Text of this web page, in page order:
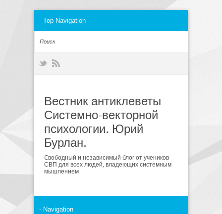
Вестник антиклеветы
Системно-векторной
психологии. Юрий
Бурлан.
Cвободный и независимый блог от учеников
СВП для всех людей, владеющих системным
мышлением